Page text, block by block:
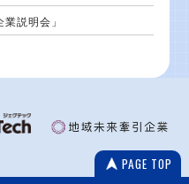
説明会」
PAGE TOP